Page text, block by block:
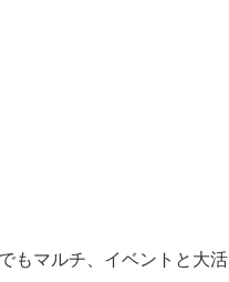
もマルチ、イベントと大活